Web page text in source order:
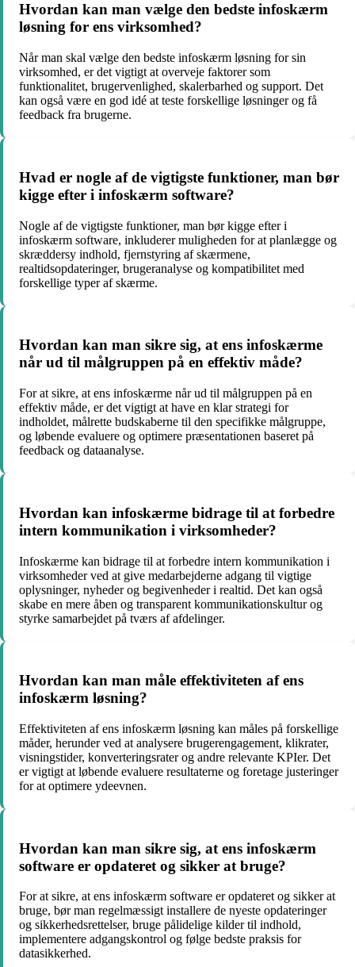
Hvordan kan man vælge den bedste infoskærm
løsning for ens virksomhed?
Når man skal vælge den bedste infoskærm løsning for sin
virksomhed, er det vigtigt at overveje faktorer som
funktionalitet, brugervenlighed, skalerbarhed og support. Det
kan også være en god idé at teste forskellige løsninger og få
feedback fra brugerne.
Hvad er nogle af de vigtigste funktioner, man bør
kigge efter i infoskærm software?
Nogle af de vigtigste funktioner, man bør kigge efter i
infoskærm software, inkluderer muligheden for at planlægge og
skræddersy indhold, fjernstyring af skærmene,
realtidsopdateringer, brugeranalyse og kompatibilitet med
forskellige typer af skærme.
Hvordan kan man sikre sig, at ens infoskærme
når ud til målgruppen på en effektiv måde?
For at sikre, at ens infoskærme når ud til målgruppen på en
effektiv måde, er det vigtigt at have en klar strategi for
indholdet, målrette budskaberne til den specifikke målgruppe,
og løbende evaluere og optimere præsentationen baseret på
feedback og dataanalyse.
Hvordan kan infoskærme bidrage til at forbedre
intern kommunikation i virksomheder?
Infoskærme kan bidrage til at forbedre intern kommunikation i
virksomheder ved at give medarbejderne adgang til vigtige
oplysninger, nyheder og begivenheder i realtid. Det kan også
skabe en mere åben og transparent kommunikationskultur og
styrke samarbejdet på tværs af afdelinger.
Hvordan kan man måle effektiviteten af ens
infoskærm løsning?
Effektiviteten af ens infoskærm løsning kan måles på forskellige
måder, herunder ved at analysere brugerengagement, klikrater,
visningstider, konverteringsrater og andre relevante KPIer. Det
er vigtigt at løbende evaluere resultaterne og foretage justeringer
for at optimere ydeevnen.
Hvordan kan man sikre sig, at ens infoskærm
software er opdateret og sikker at bruge?
For at sikre, at ens infoskærm software er opdateret og sikker at
bruge, bør man regelmæssigt installere de nyeste opdateringer
og sikkerhedsrettelser, bruge pålidelige kilder til indhold,
implementere adgangskontrol og følge bedste praksis for
datasikkerhed.